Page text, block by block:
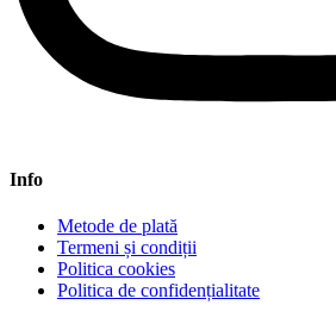
Info
Metode de plată
Termeni și condiții
Politica cookies
Politica de confidențialitate